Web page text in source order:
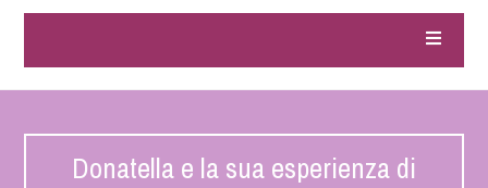
Donatella e la sua esperienza di